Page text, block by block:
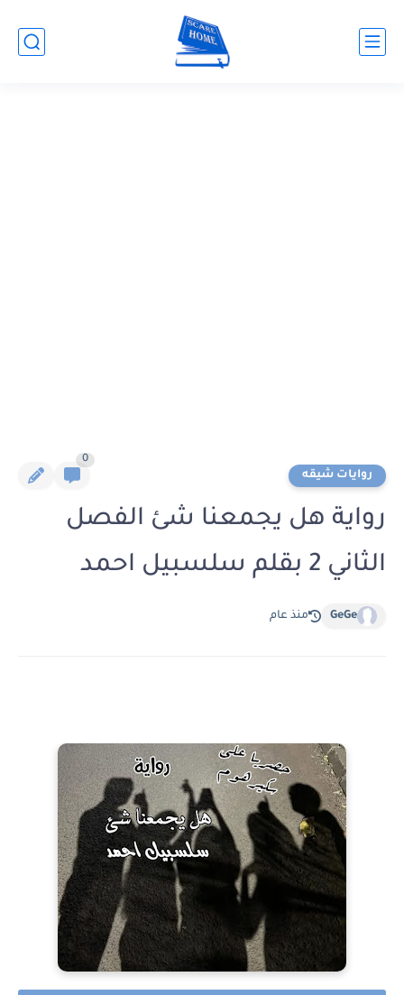
روايات شيقه
0
رواية هل يجمعنا شئ الفصل
الثاني 2 بقلم سلسبيل احمد
GeGe منذ عام